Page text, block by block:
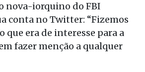
nova-iorquino do FBI
conta no Twitter: “Fizemos
que era de interesse para a
fazer menção a qualquer